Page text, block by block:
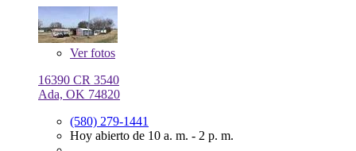
Verfotos
16390 CR 3540
Ada, OK 74820
(580) 279-1441
Hoy abierto de 10 a. m. - 2 p. m.